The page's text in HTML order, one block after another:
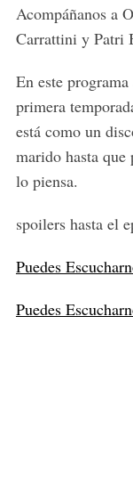
Acompáñanos a
Carrattini y Patri
En este
primera
está como un
marido hasta que
lo piensa.
spoilers hasta el
Puedes
Puedes